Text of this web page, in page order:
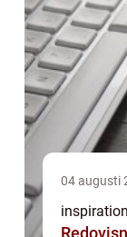
04 augusti
inspiration